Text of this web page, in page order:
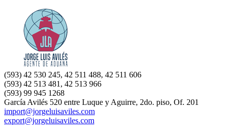
(593) 42 530 245, 42 511 488, 42 511 606
(593) 42 513 481, 42 513 966
(593) 99 945 1268
García Avilés 520 entre Luque y Aguirre, 2do. piso, Of. 201
import@jorgeluisaviles.com
export@jorgeluisaviles.com